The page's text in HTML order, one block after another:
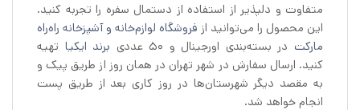
متفاوت و دلپذیر از استفاده از دستمال سفره را تجربه کنید.
این محصول را می‌توانید از فروشگاه لوازم‌خانه و آشپزخانه راه‌راه
مارکت در بسته‌بندی اورجینال و ۵۰ عددی برند ایکیا تهیه
کنید. ارسال سفارش در شهر تهران در همان روز از طریق پیک و
به مقصد دیگر شهرستان‌ها در روز کاری بعد از طریق پست
انجام خواهد شد.